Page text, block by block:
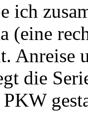
ich
(eine
die
PKW